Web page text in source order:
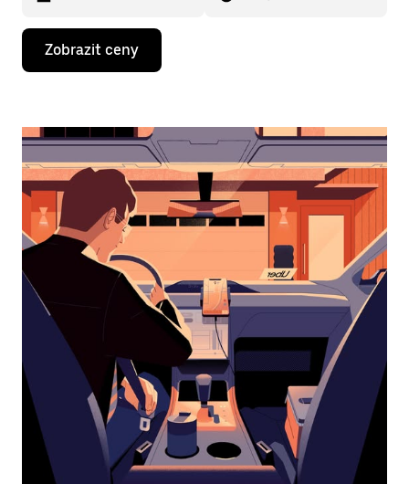
Stisknutím
klávesy
se
kalendář
vybrat
datum.
Stisknutím
klávesy
Esc
zavřeš
kalendář.
Zobrazit ceny